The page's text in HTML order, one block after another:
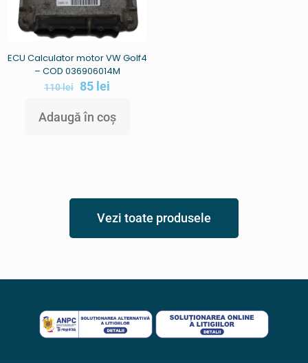
ECU Calculator motor VW Golf4
– COD 036906014M
110lei 85 lei
Adaugă în coș
Vezi toate produsele